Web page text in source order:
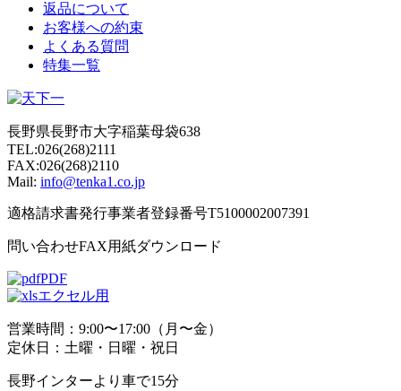
返品について
お客様への約束
よくある質問
特集一覧
長野県長野市大字稲葉母袋638
TEL:026(268)2111
FAX:026(268)2110
Mail: info@tenka1.co.jp
適格請求書発行事業者登録番号T5100002007391
問い合わせFAX用紙ダウンロード
PDF
エクセル用
営業時間：9:00〜17:00（月〜金）
定休日：土曜・日曜・祝日
長野インターより車で15分